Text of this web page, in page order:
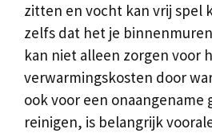
zitten en vocht kan vrij spel
zelfs dat het je
kan niet alleen zorgen voor
verwarmingskosten door
ook voor een onaangename
reinigen, is belangrijk